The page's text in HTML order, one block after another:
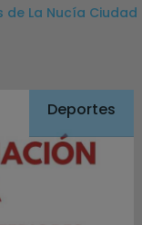
La Nucía Ciudad
Deportes